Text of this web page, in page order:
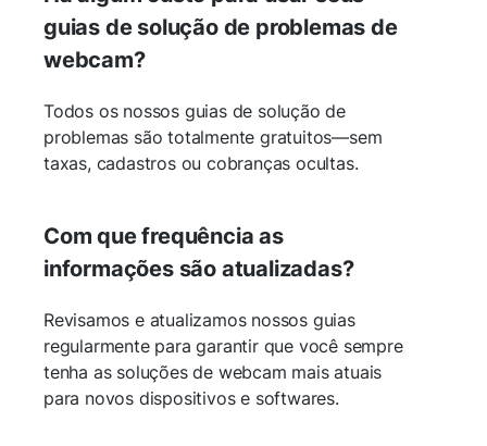
guias de solução de problemas de
webcam?
Todos os nossos guias de solução de
problemas são totalmente gratuitos—sem
taxas, cadastros ou cobranças ocultas.
Com que frequência as
informações são atualizadas?
Revisamos e atualizamos nossos guias
regularmente para garantir que você sempre
tenha as soluções de webcam mais atuais
para novos dispositivos e softwares.